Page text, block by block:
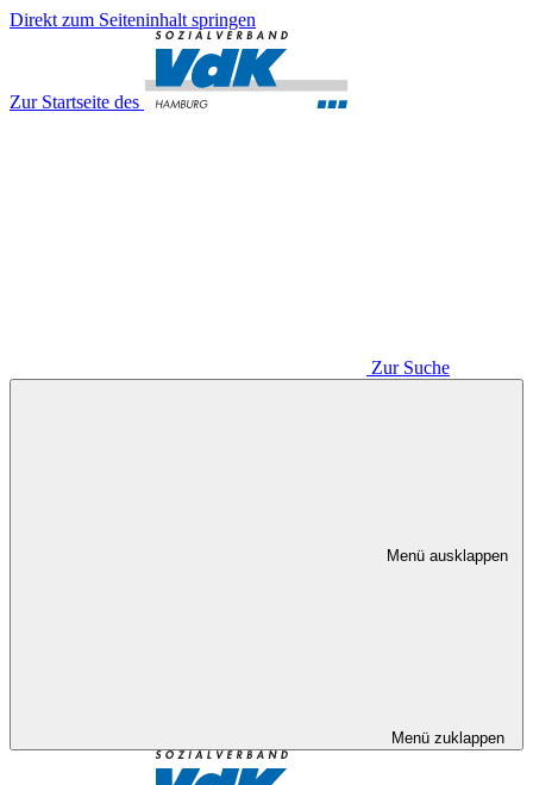
Direkt zum Seiteninhalt springen
Zur Startseite des
Zur Suche
Menü ausklappen
Menü zuklappen